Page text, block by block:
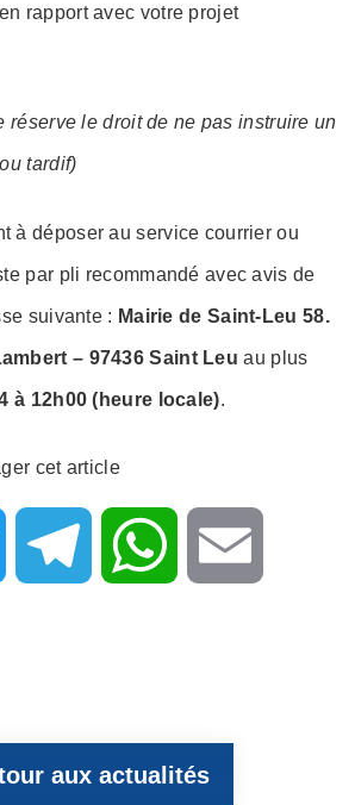
rapport avec votre projet
réserve le droit de ne pas instruire un
tardif)
à déposer au service courrier ou
par pli recommandé avec avis de
suivante : Mairie de Saint-Leu 58.
– 97436 Saint Leuau plus
à 12h00 (heure locale).
cet article
t e t
aux actualités